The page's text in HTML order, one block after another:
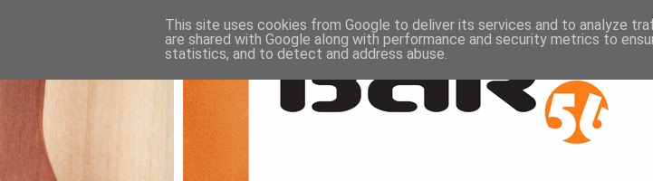
This site uses cookies from Google to deliver its services and to analyze
are shared with Google along with performance and security metrics to
statistics, and to detect and address abuse.